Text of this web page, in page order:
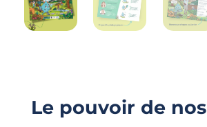
Le pouvoir de